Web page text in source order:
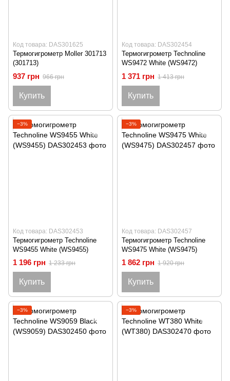
Код товара: DAS301625
Термогигрометр Moller 301713
(301713)
937 грн 966 грн
Купить
Код товара: DAS302454
Термогигрометр Technoline
WS9472 White (WS9472)
1 371 грн 1 413 грн
Купить
−3%
Код товара: DAS302453
Термогигрометр Technoline
WS9455 White (WS9455)
1 196 грн 1 233 грн
Купить
−3%
Код товара: DAS302457
Термогигрометр Technoline
WS9475 White (WS9475)
1 862 грн 1 920 грн
Купить
−3% −3%